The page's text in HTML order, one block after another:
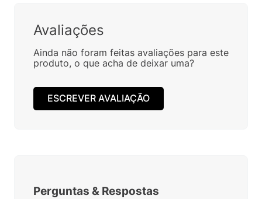
Avaliações
Ainda não foram feitas avaliações para este
produto, o que acha de deixar uma?
ESCREVER AVALIAÇÃO
Perguntas & Respostas